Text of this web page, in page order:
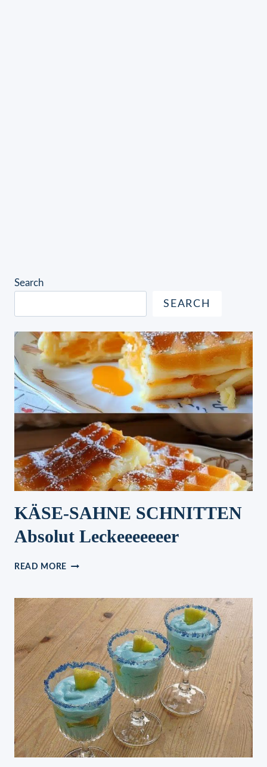
Search
SEARCH
KÄSE-SAHNE SCHNITTEN
Absolut Leckeeeeeeer
READ MORE KÄSE-
ABSOLUT
LECKEEEEEEER